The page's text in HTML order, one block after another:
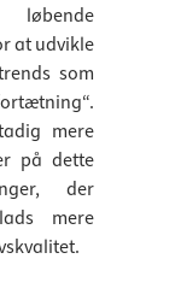
at udvikle
som
mere
på dette
der
mere